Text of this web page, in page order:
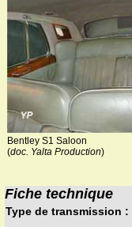
Bentley S1 Saloon
(doc. Yalta Production)
Fiche technique
Type de transmission :